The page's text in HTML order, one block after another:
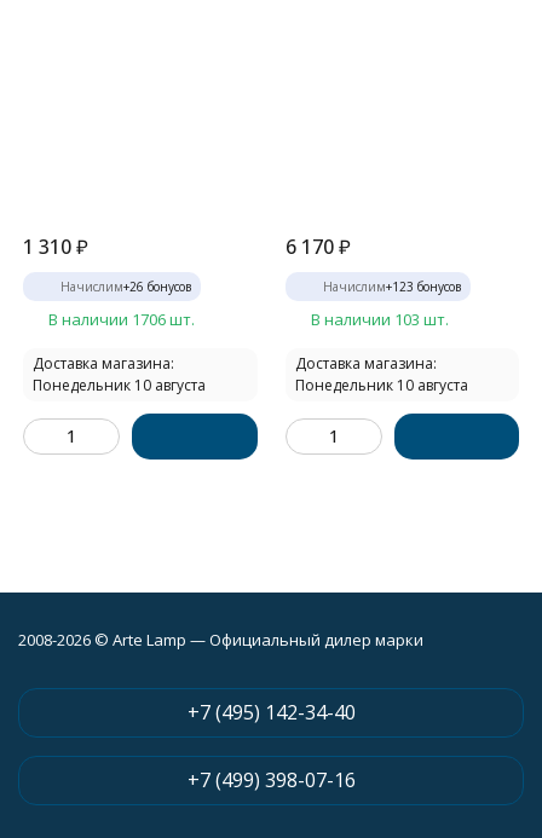
1 310₽
Начислим+26 бонусов
В наличии 1706 шт.
Доставка магазина:
Понедельник 10 августа
6 170 ₽
Начислим+123 бонусов
В наличии 103 шт.
Доставка магазина:
Понедельник 10 августа
2008-2026 © Arte Lamp — Официальный дилер марки
+7 (495) 142-34-40
+7 (499) 398-07-16